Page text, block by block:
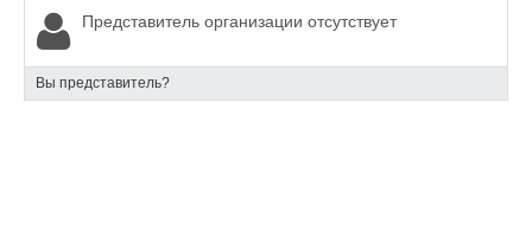
Представитель организации отсутствует
Вы представитель?